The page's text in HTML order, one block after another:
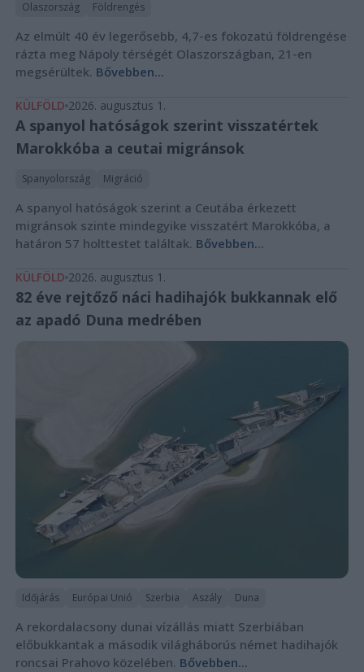
Olaszország Földrengés
Az elmúlt 40 év legerősebb, 4,7-es fokozatú földrengése
rázta meg Nápoly térségét Olaszországban, 21-en
megsérültek. Bővebben...
KÜLFÖLD 2026. augusztus 1.
A spanyol hatóságok szerint visszatértek
Marokkóba a ceutai migránsok
Spanyolország Migráció
A spanyol hatóságok szerint a Ceutába érkezett
migránsok szinte mindegyike visszatért Marokkóba, a
határon 57 holttestet találtak. Bővebben...
KÜLFÖLD 2026. augusztus 1.
82 éve rejtőző náci hadihajók bukkannak elő
az apadó Duna medrében
Időjárás Európai Unió Szerbia Aszály Duna
A rekordalacsony dunai vízállás miatt Szerbiában
előbukkantak a második világháborús német hadihajók
roncsai Prahovo közelében. Bővebben...